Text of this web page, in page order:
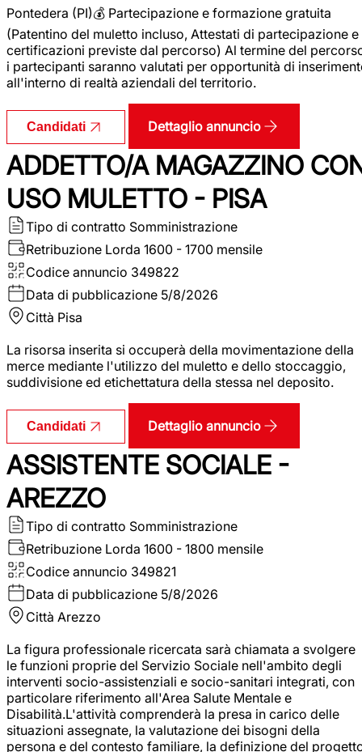
Pontedera (PI)💰 Partecipazione e formazione gratuita
(Patentino del muletto incluso, Attestati di partecipazione e
certificazioni previste dal percorso) Al termine del
i partecipanti saranno valutati per opportunità di
all'interno di realtà aziendali del territorio.
Candidati Dettaglio annuncio
ADDETTO/A MAGAZZINO
USO MULETTO - PISA
Tipo di contratto Somministrazione
Retribuzione Lorda 1600 - 1700 mensile
Codice annuncio 349822
Data di pubblicazione 5/8/2026
Città Pisa
La risorsa inserita si occuperà della movimentazione della
merce mediante l'utilizzo del muletto e dello stoccaggio,
suddivisione ed etichettatura della stessa nel deposito.
Candidati Dettaglio annuncio
ASSISTENTE SOCIALE -
AREZZO
Tipo di contratto Somministrazione
Retribuzione Lorda 1600 - 1800 mensile
Codice annuncio 349821
Data di pubblicazione 5/8/2026
Città Arezzo
La figura professionale ricercata sarà chiamata a svolgere
le funzioni proprie del Servizio Sociale nell'ambito degli
interventi socio-assistenziali e socio-sanitari integrati, con
particolare riferimento all'Area Salute Mentale e
Disabilità.L'attività comprenderà la presa in carico delle
situazioni assegnate, la valutazione dei bisogni della
persona e del contesto familiare, la definizione del